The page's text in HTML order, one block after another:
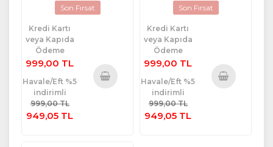
Son Fırsat
Kredi Kartı
veya Kapıda
Ödeme
999,00 TL
Havale/Eft %5
indirimli
999,00 TL
949,05 TL
Son Fırsat
Kredi Kartı
veya Kapıda
Ödeme
999,00 TL
Havale/Eft %5
indirimli
999,00 TL
949,05 TL